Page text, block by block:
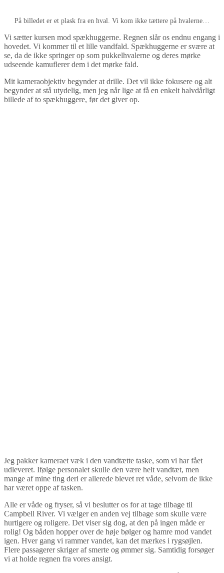
På billedet er et plask fra en hval. Vi kom ikke tættere på hvalerne…
Vi sætter kursen mod spækhuggerne. Regnen slår os endnu engang i
hovedet. Vi kommer til et lille vandfald. Spækhuggerne er svære at
se, da de ikke springer op som pukkelhvalerne og deres mørke
udseende kamuflerer dem i det mørke fald.
Mit kameraobjektiv begynder at drille. Det vil ikke fokusere og alt
begynder at stå utydelig, men jeg når lige at få en enkelt halvdårligt
billede af to spækhuggere, før det giver op.
Jeg pakker kameraet væk i den vandtætte taske, som vi har fået
udleveret. Ifølge personalet skulle den være helt vandtæt, men
mange af mine ting deri er allerede blevet ret våde, selvom de ikke
har været oppe af tasken.
Alle er våde og fryser, så vi beslutter os for at tage tilbage til
Campbell River. Vi vælger en anden vej tilbage som skulle være
hurtigere og roligere. Det viser sig dog, at den på ingen måde er
rolig! Og båden hopper over de høje bølger og hamre mod vandet
igen. Hver gang vi rammer vandet, kan det mærkes i rygsøjlen.
Flere passagerer skriger af smerte og ømmer sig. Samtidig forsøger
vi at holde regnen fra vores ansigt.